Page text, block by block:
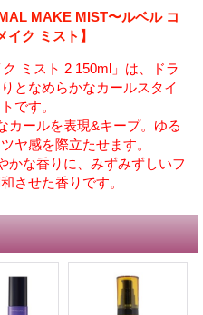
MAKE MIST〜ルベル コ
ク ミスト】
ミスト 2 150ml」は、ドラ
となめらかなカールスタイ
です。
カールを表現&キープ。ゆる
ヤ感を際立たせます。
かな香りに、みずみずしいフ
させた香りです。